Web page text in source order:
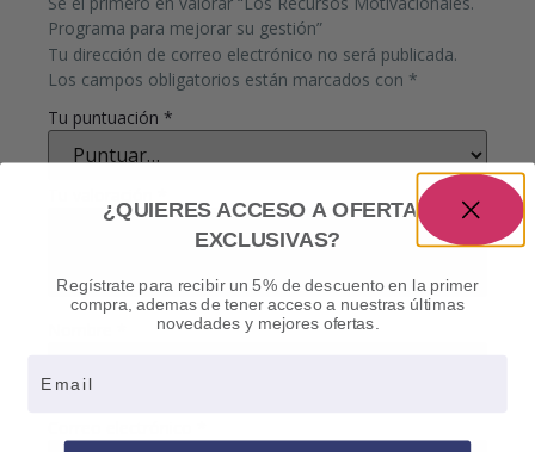
Programa para mejorar su gestión”
Tu dirección de correo electrónico no será publicada.
Los campos obligatorios están marcados con *
Tu puntuación *
¿QUIERES ACCESO A OFERTAS
EXCLUSIVAS?
Regístrate para recibir un 5% de descuento en la primer
compra, ademas de tener acceso a nuestras últimas
novedades y mejores ofertas.